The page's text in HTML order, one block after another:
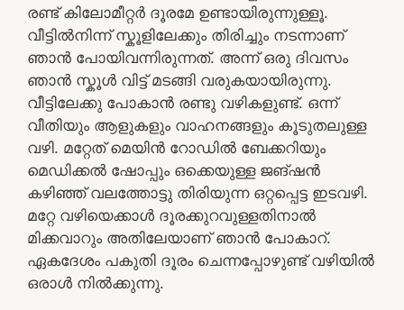
രണ്ട് കിലോമീറ്റർ ദൂരമേ ഉണ്ടായിരുന്നുള്ളൂ.
വീട്ടിൽനിന്ന് സ്കൂളിലേക്കും തിരിച്ചും നടന്നാണ്
ഞാൻ പോയിവന്നിരുന്നത്. അന്ന് ഒരു ദിവസം
ഞാൻ സ്കൂൾ വിട്ട് മടങ്ങി വരുകയായിരുന്നു.
വീട്ടിലേക്കു പോകാൻ രണ്ടു വഴികളുണ്ട്. ഒന്ന്
വീതിയും ആളുകളും വാഹനങ്ങളും കൂടുതലുള്ള
വഴി. മറ്റേത് മെയിൻ റോഡിൽ ബേക്കറിയും
മെഡിക്കൽ ഷോപ്പും ഒക്കെയുള്ള ജങ്ഷൻ
കഴിഞ്ഞ് വലത്തോട്ടു തിരിയുന്ന ഒറ്റപ്പെട്ട ഇടവഴി.
മറ്റേ വഴിയെക്കാൾ ദൂരക്കുറവുള്ളതിനാൽ
മിക്കവാറും അതിലേയാണ് ഞാൻ പോകാറ്.
ഏകദേശം പകുതി ദൂരം ചെന്നപ്പോഴുണ്ട് വഴിയിൽ
ഒരാൾ നിൽക്കുന്നു.